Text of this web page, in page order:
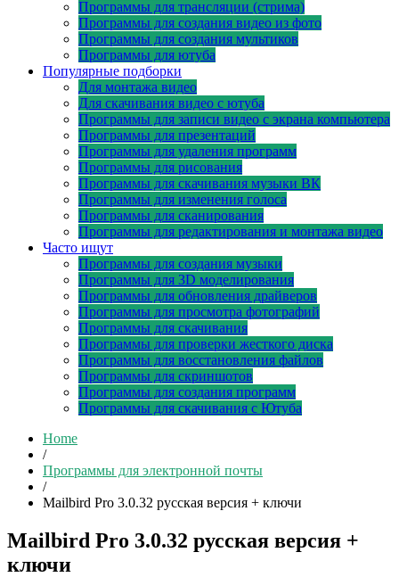
Программы для трансляции (стрима)
Программы для создания видео из фото
Программы для создания мультиков
Программы для ютуба
Популярные подборки
Для монтажа видео
Для скачивания видео с ютуба
Программы для записи видео с экрана компьютера
Программы для презентаций
Программы для удаления программ
Программы для рисования
Программы для скачивания музыки ВК
Программы для изменения голоса
Программы для сканирования
Программы для редактирования и монтажа видео
Часто ищут
Программы для создания музыки
Программы для 3D моделирования
Программы для обновления драйверов
Программы для просмотра фотографий
Программы для скачивания
Программы для проверки жесткого диска
Программы для восстановления файлов
Программы для скриншотов
Программы для создания программ
Программы для скачивания с Ютуба
Home
/
Программы для электронной почты
/
Mailbird Pro 3.0.32 русская версия + ключи
Mailbird Pro 3.0.32 русская версия +
ключи